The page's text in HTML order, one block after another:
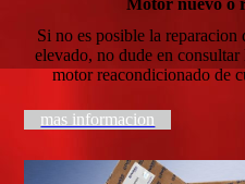
Motor nuevo o
Si no es posible la
elevado, no dude en
motor reacondicionado de
mas informacion